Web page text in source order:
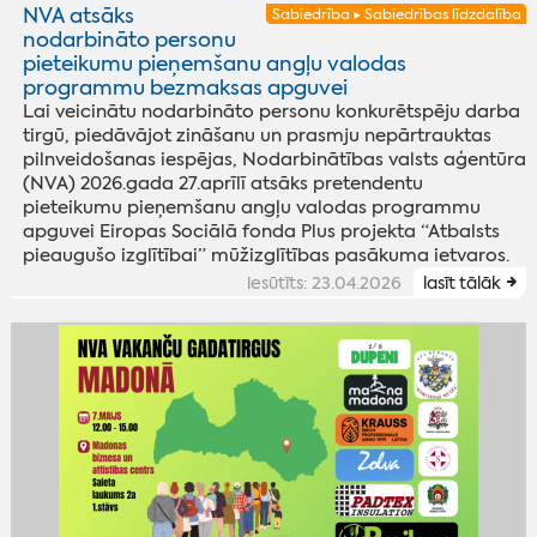
Sabiedrība ▸ Sabiedrības līdzdalība
NVA atsāks
nodarbināto personu
pieteikumu pieņemšanu angļu valodas
programmu bezmaksas apguvei
Lai veicinātu nodarbināto personu konkurētspēju darba
tirgū, piedāvājot zināšanu un prasmju nepārtrauktas
pilnveidošanas iespējas, Nodarbinātības valsts aģentūra
(NVA) 2026.gada 27.aprīlī atsāks pretendentu
pieteikumu pieņemšanu angļu valodas programmu
apguvei Eiropas Sociālā fonda Plus projekta “Atbalsts
pieaugušo izglītībai” mūžizglītības pasākuma ietvaros.
iesūtīts: 23.04.2026 lasīt tālāk